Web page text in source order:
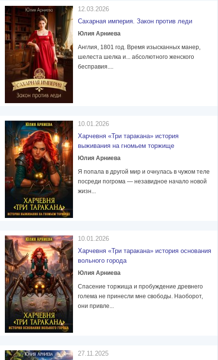
12.03.2026
Сахарная империя. Закон против леди
Юлия Арниева
Англия, 1801 год. Время изысканных манер,
шелеста шелка и... абсолютного женского
бесправия....
10.01.2026
Харчевня «Три таракана» история
выживания на гномьем торжище
Юлия Арниева
Я попала в другой мир и очнулась в чужом теле
посреди погрома — незавидное начало новой
жизн...
10.01.2026
Харчевня «Три таракана» история основания
вольного города
Юлия Арниева
Спасение торжища и пробуждение древнего
голема не принесли мне свободы. Наоборот,
они привле...
27.11.2025